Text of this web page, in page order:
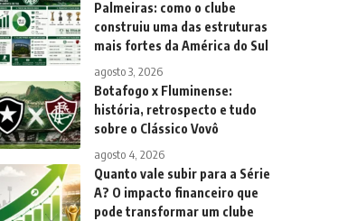
Palmeiras: como o clube
construiu uma das estruturas
mais fortes da América do Sul
agosto 3, 2026
Botafogo x Fluminense:
história, retrospecto e tudo
sobre o Clássico Vovô
agosto 4, 2026
Quanto vale subir para a Série
A? O impacto financeiro que
pode transformar um clube